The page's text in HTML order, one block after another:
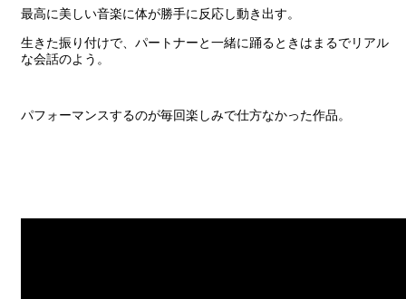
最高に美しい音楽に体が勝手に反応し動き出す。
生きた振り付けで、パートナーと一緒に踊るときはまるでリアル
な会話のよう。
パフォーマンスするのが毎回楽しみで仕方なかった作品。